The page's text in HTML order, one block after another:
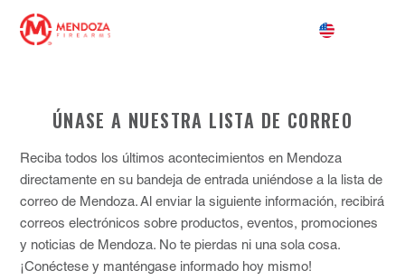
ÚNASE A NUESTRA LISTA DE CORREO
Reciba todos los últimos acontecimientos en Mendoza
directamente en su bandeja de entrada uniéndose a la lista de
correo de Mendoza. Al enviar la siguiente información, recibirá
correos electrónicos sobre productos, eventos, promociones
y noticias de Mendoza. No te pierdas ni una sola cosa.
¡Conéctese y manténgase informado hoy mismo!